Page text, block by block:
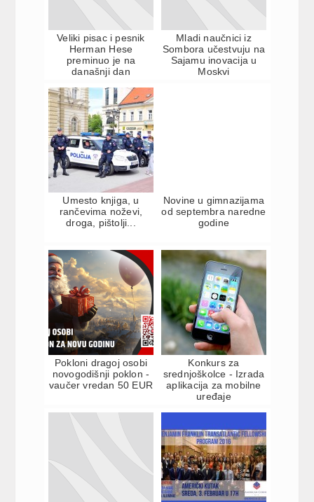
Veliki pisac i pesnik
Herman Hese
preminuo je na
današnji dan
Mladi naučnici iz
Sombora učestvuju na
Sajamu inovacija u
Moskvi
Umesto knjiga, u
rančevima noževi,
droga, pištolji...
Novine u gimnazijama
od septembra naredne
godine
Pokloni dragoj osobi
novogodišnji poklon -
vaučer vredan 50 EUR
Konkurs za
srednjoškolce - Izrada
aplikacija za mobilne
uređaje